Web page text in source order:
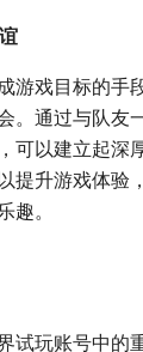
游戏目标的手
。通过与队友
可以建立起深
提升游戏体验
趣。
试玩账号中的